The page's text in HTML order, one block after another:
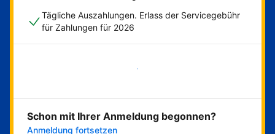
Tägliche Auszahlungen. Erlass der Servicegebühr
für Zahlungen für 2026
Jetzt loslegen
Schon mit Ihrer Anmeldung begonnen?
Anmeldung fortsetzen